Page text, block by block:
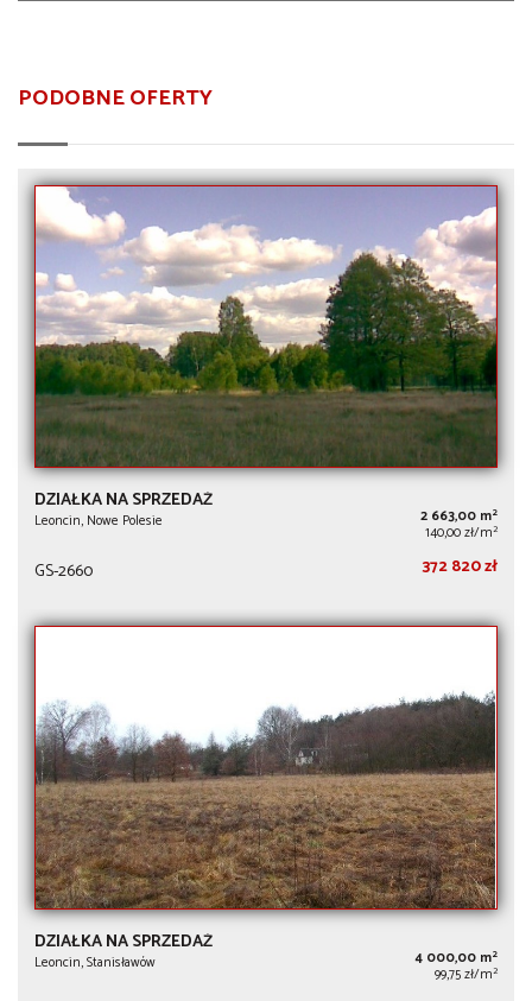
PODOBNE OFERTY
DZIAŁKA NA SPRZEDAŻ
Leoncin, Nowe Polesie 2 663,00 m2
140,00 zł/m2
GS-2660 372 820 zł
DZIAŁKA NA SPRZEDAŻ
Leoncin, Stanisławów 4 000,00 m2
99,75 zł/m2